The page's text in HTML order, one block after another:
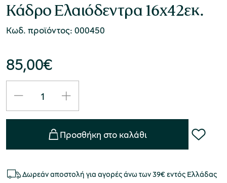
Κάδρο Ελαιόδεντρα 16x42εκ.
Κωδ. προϊόντος: 000450
85,00€
Προσθήκη στο καλάθι
Δωρεάν αποστολή για αγορές άνω των 39€ εντός Ελλάδας